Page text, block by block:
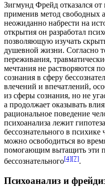
Зигмунд Фрейд отказался от
применив метод свободных
неожиданно набрести на
открытия он разработал
позволяющую изучать
душевной жизни. Согласно
переживания,
мечтания не растворяются
сознания в сферу
влечений и впечатлений,
из сферы сознания, но не
а продолжает оказывать
рациональное поведение
психоанализа лежит
бессознательного в психике
можно освободиться во
помогающим вытащить эти
бессознательного[4][7].
Психоанализ и